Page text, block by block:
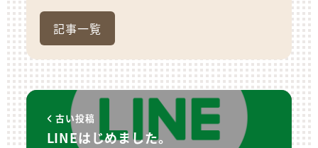
記事一覧
古い投稿
LINEはじめました。